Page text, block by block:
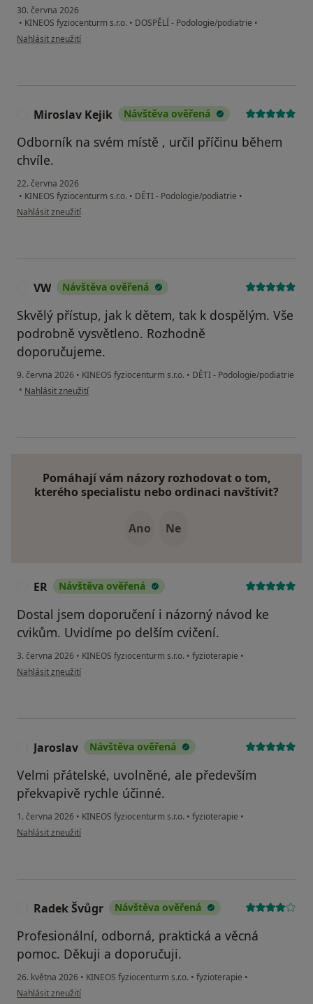
30. června 2026
• KINEOS fyziocenturm s.r.o. • DOSPĚLÍ - Podologie/podiatrie •
podle názoru uživatele Miroslava Votápková
Nahlásit zneužití
Miroslav Kejik Návštěva ověřená
Odborník na svém místě , určil příčinu během
chvíle.
22. června 2026
• KINEOS fyziocenturm s.r.o. • DĚTI - Podologie/podiatrie •
podle názoru uživatele Miroslav Kejik
Nahlásit zneužití
VW Návštěva ověřená
Skvělý přístup, jak k dětem, tak k dospělým. Vše
podrobně vysvětleno. Rozhodně
doporučujeme.
9. června 2026 • KINEOS fyziocenturm s.r.o. • DĚTI - Podologie/podiatrie
• podle názoru uživatele VW
Nahlásit zneužití
Pomáhají vám názory rozhodovat o tom,
kterého specialistu nebo ordinaci navštívit?
Ano Ne
ER Návštěva ověřená
Dostal jsem doporučení i názorný návod ke
cvikům. Uvidíme po delším cvičení.
3. června 2026 • KINEOS fyziocenturm s.r.o. • fyzioterapie •
podle názoru uživatele ER
Nahlásit zneužití
Jaroslav Návštěva ověřená
Velmi přátelské, uvolněné, ale především
překvapivě rychle účinné.
1. června 2026 • KINEOS fyziocenturm s.r.o. • fyzioterapie •
podle názoru uživatele Jaroslav
Nahlásit zneužití
Radek Švůgr Návštěva ověřená
Profesionální, odborná, praktická a věcná
pomoc. Děkuji a doporučuji.
26. května 2026 • KINEOS fyziocenturm s.r.o. • fyzioterapie •
podle názoru uživatele Radek Švůgr
Nahlásit zneužití